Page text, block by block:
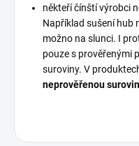
někteří čínští výrobci
Například sušení hub
možno na slunci. I
pouze s prověřenými
suroviny. V
neprověřenou